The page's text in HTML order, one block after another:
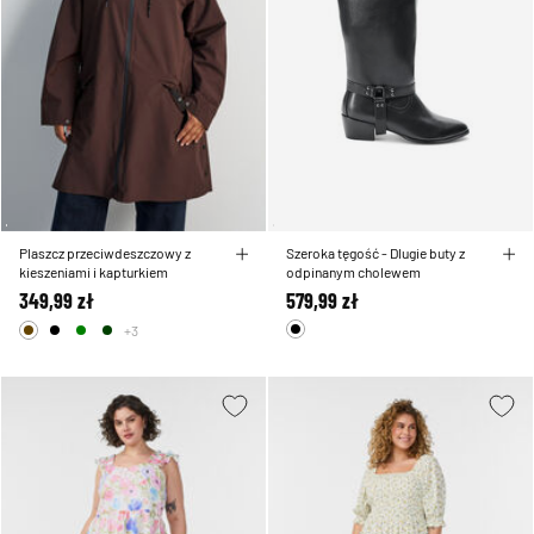
Plaszcz przeciwdeszczowy z
kieszeniami i kapturkiem
349,99 zł
+3
Szeroka tęgość - Dlugie buty z
odpinanym cholewem
579,99 zł